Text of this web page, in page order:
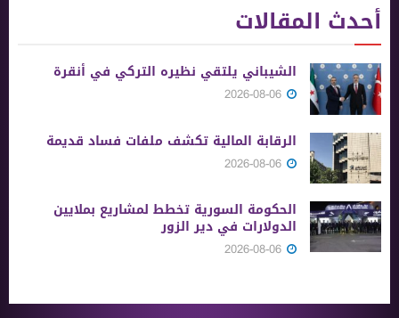
أحدث المقالات
الشيباني يلتقي نظيره التركي في أنقرة
الرقابة المالية تكشف ملفات فساد قديمة
الحكومة السورية تخطط لمشاريع بملايين
الدولارات في دير الزور